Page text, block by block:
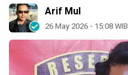
Arif Mul
26 May 2026 - 15:08 WIB